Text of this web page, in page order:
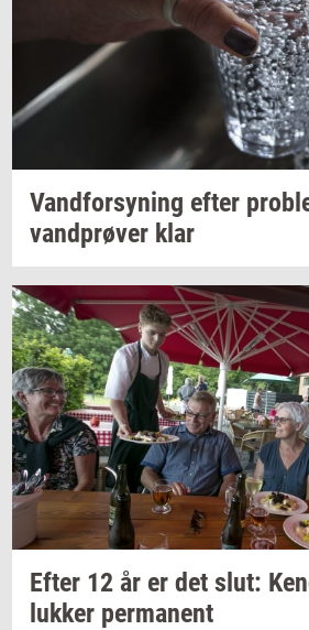
Vand­for­sy­ning efter
vand­prø­ver klar
Efter 12 år er det slut:
luk­ker per­ma­nent